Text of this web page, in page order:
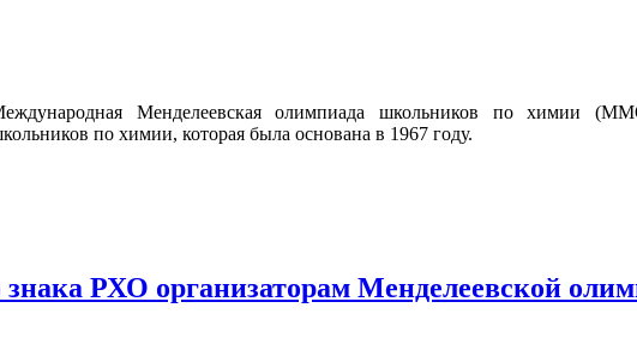
Менделеевская олимпиада школьников по химии
по химии, которая была основана в 1967 году.
знака РХО организаторам Менделеевской